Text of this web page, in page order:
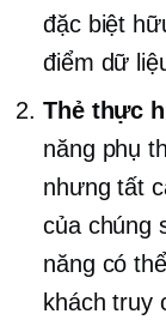
đặc biệt
điểm dữ
Thẻ thực
năng phụ
nhưng tất
của chúng
năng có
khách truy